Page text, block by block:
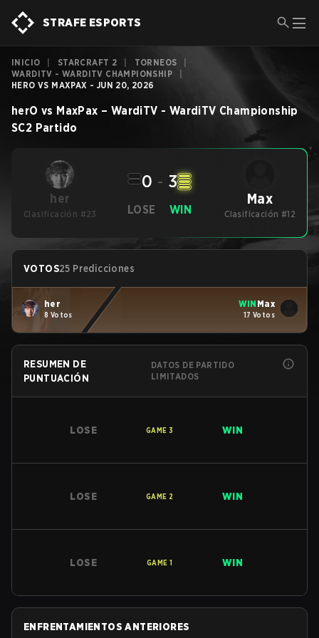
STRAFE ESPORTS
INICIO STARCRAFT 2 TORNEOS
WARDITV - WARDITV CHAMPIONSHIP
HERO VS MAXPAX - JUN 20, 2026
herO vs MaxPax – WardiTV - WardiTV Championship
SC2 Partido
her
Clasificación #23 LOSE
0 - 3
WIN
Max
Clasificación #12
VOTOS25 Predicciones
her
8 Votos
WIN Max
17 Votos
RESUMEN DE
PUNTUACIÓN
DATOS DE PARTIDO
LIMITADOS
LOSE GAME 3 WIN
LOSE GAME 2 WIN
LOSE GAME 1 WIN
ENFRENTAMIENTOS ANTERIORES